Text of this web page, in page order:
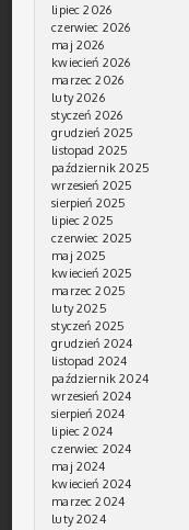
lipiec 2026
czerwiec 2026
maj 2026
kwiecień 2026
marzec 2026
luty 2026
styczeń 2026
grudzień 2025
listopad 2025
październik 2025
wrzesień 2025
sierpień 2025
lipiec 2025
czerwiec 2025
maj 2025
kwiecień 2025
marzec 2025
luty 2025
styczeń 2025
grudzień 2024
listopad 2024
październik 2024
wrzesień 2024
sierpień 2024
lipiec 2024
czerwiec 2024
maj 2024
kwiecień 2024
marzec 2024
luty 2024